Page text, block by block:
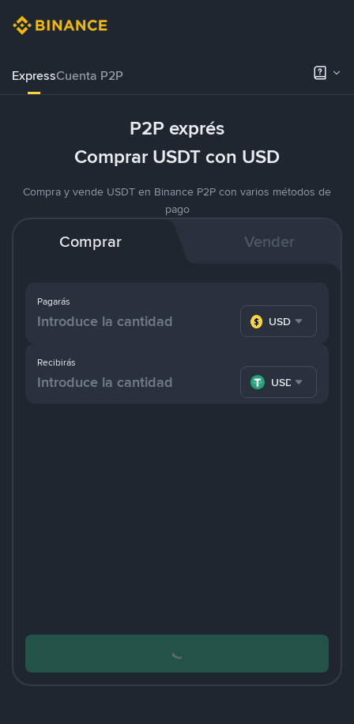
ExpressCuenta P2P
P2P exprés
Comprar USDT con USD
Compra y vende USDT en Binance P2P con varios métodos de
pago
Comprar Vender
Pagarás
USD
Recibirás
USDT